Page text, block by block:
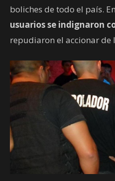
boliches de todo el país.
usuarios se indignaron
repudiaron el accionar de